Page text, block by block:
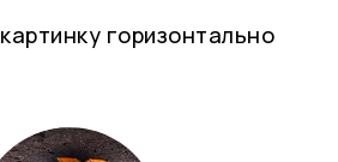
горизонтально